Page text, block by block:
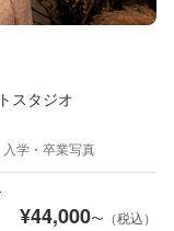
スタジオ
学・卒業写真
¥44,000〜（税込）